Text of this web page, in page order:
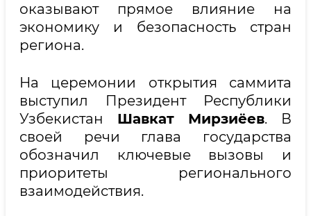
оказывают прямое влияние на
экономику и безопасность стран
региона.
На церемонии открытия саммита
выступил Президент Республики
Узбекистан Шавкат Мирзиёев. В
своей речи глава государства
обозначил ключевые вызовы и
приоритеты регионального
взаимодействия.